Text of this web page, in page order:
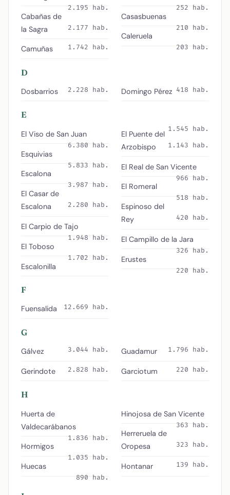
2.195 hab.
Cabañas de
la Sagra
2.177 hab.
Camuñas 1.742 hab.
252 hab.
Casasbuenas
210 hab.
Caleruela
203 hab.
D
Dosbarrios 2.228 hab. Domingo Pérez 418 hab.
E
El Viso de San Juan
6.380 hab.
Esquivias
5.833 hab.
Escalona
3.987 hab.
El Casar de
Escalona
2.280 hab.
El Carpio de Tajo
1.948 hab.
El Toboso
1.702 hab.
Escalonilla
1.545 hab.
El Puente del
Arzobispo
1.143 hab.
El Real de San Vicente
966 hab.
El Romeral
518 hab.
Espinoso del
Rey
420 hab.
El Campillo de la Jara
326 hab.
Erustes
220 hab.
F
Fuensalida 12.669 hab.
G
Gálvez 3.044 hab.
Gerindote 2.828 hab.
Guadamur 1.796 hab.
Garciotum 220 hab.
H
Huerta de
Valdecarábanos
1.836 hab.
Hormigos
1.035 hab.
Huecas
890 hab.
Hinojosa de San Vicente
363 hab.
Herreruela de
Oropesa
323 hab.
Hontanar 139 hab.